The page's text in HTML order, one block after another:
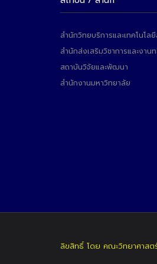
สำนักวิทยบริการและเทคโนโล
สำนักส่งเสริมวิชาการและงานท
สถาบันวิจัยและพัฒนา
สำนักงานมหาวิทยาลัย
ลิขสิทธิ์ โดย คณะวิทยาศาสต